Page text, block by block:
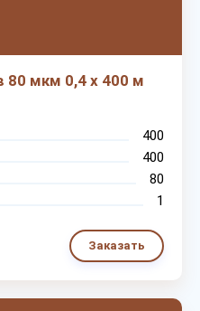
80 мкм 0,4 х 400 м
400
400
80
1
Заказать